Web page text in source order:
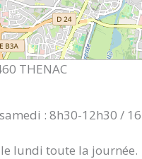
THENAC
: 8h30-12h30 /
lundi toute la journée.